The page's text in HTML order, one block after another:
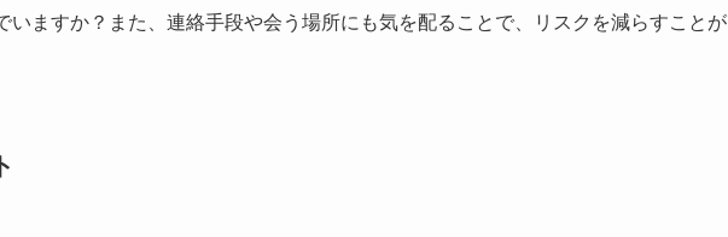
いますか？また、連絡手段や会う場所にも気を配ることで、リスクを減らすことが